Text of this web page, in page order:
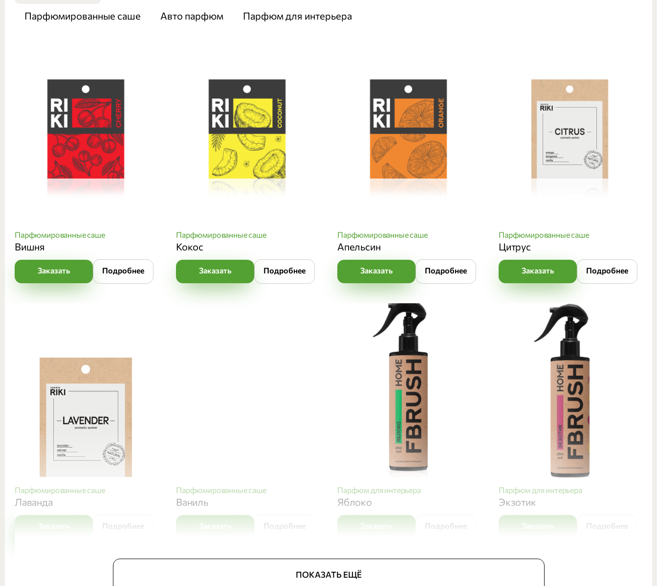
Парфюмированные саше Авто парфюм Парфюм для интерьера
Парфюмированные саше
Вишня
Заказать Подробнее
Парфюмированные саше
Кокос
Заказать Подробнее
Парфюмированные саше
Апельсин
Заказать Подробнее
Парфюмированные саше
Цитрус
Заказать Подробнее
Парфюмированные саше
Лаванда
Заказать Подробнее
Парфюмированные саше
Ваниль
Заказать Подробнее
Парфюм для интерьера
Яблоко
Заказать Подробнее
Парфюм для интерьера
Экзотик
Заказать Подробнее
ПОКАЗАТЬ ЕЩЁ